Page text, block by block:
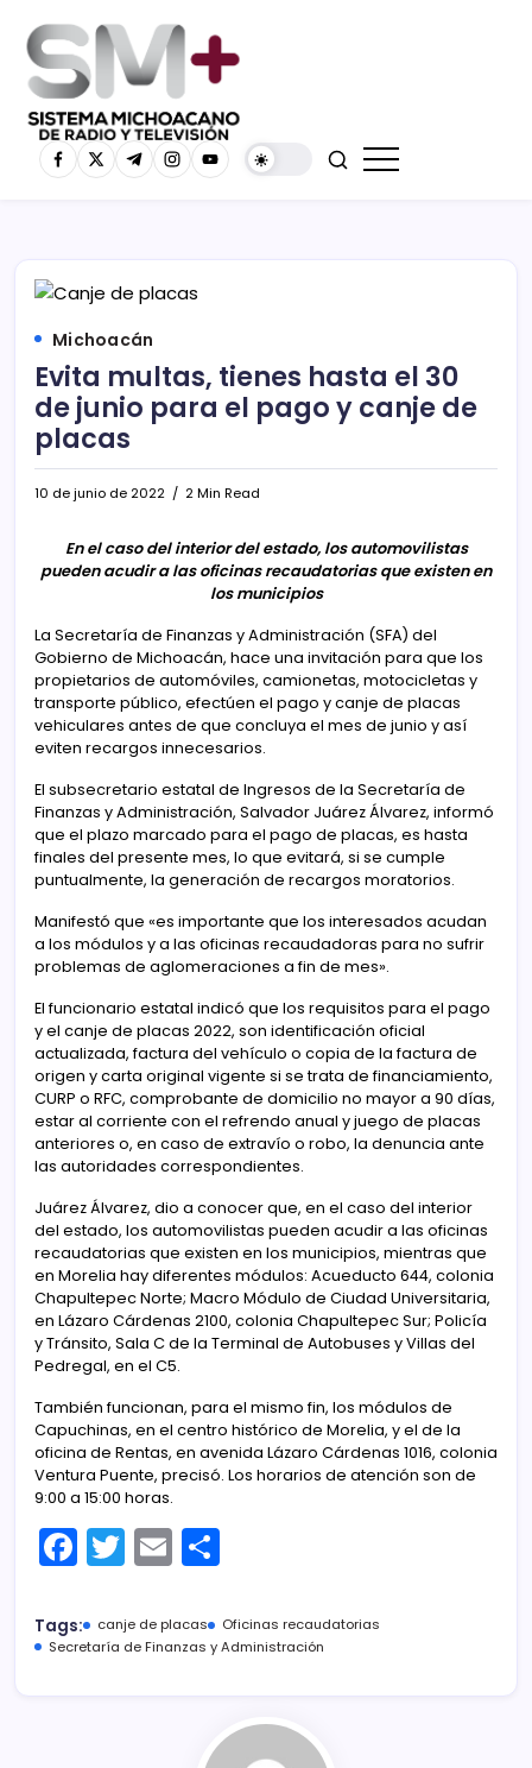
Michoacán
Evita multas, tienes hasta el 30
de junio para el pago y canje de
placas
10 de junio de 2022 2 Min Read
En el caso del interior del estado, los automovilistas
pueden acudir a las oficinas recaudatorias que existen en
los municipios
La Secretaría de Finanzas y Administración (SFA) del
Gobierno de Michoacán, hace una invitación para que los
propietarios de automóviles, camionetas, motocicletas y
transporte público, efectúen el pago y canje de placas
vehiculares antes de que concluya el mes de junio y así
eviten recargos innecesarios.
El subsecretario estatal de Ingresos de la Secretaría de
Finanzas y Administración, Salvador Juárez Álvarez, informó
que el plazo marcado para el pago de placas, es hasta
finales del presente mes, lo que evitará, si se cumple
puntualmente, la generación de recargos moratorios.
Manifestó que «es importante que los interesados acudan
a los módulos y a las oficinas recaudadoras para no sufrir
problemas de aglomeraciones a fin de mes».
El funcionario estatal indicó que los requisitos para el pago
y el canje de placas 2022, son identificación oficial
actualizada, factura del vehículo o copia de la factura de
origen y carta original vigente si se trata de financiamiento,
CURP o RFC, comprobante de domicilio no mayor a 90 días,
estar al corriente con el refrendo anual y juego de placas
anteriores o, en caso de extravío o robo, la denuncia ante
las autoridades correspondientes.
Juárez Álvarez, dio a conocer que, en el caso del interior
del estado, los automovilistas pueden acudir a las oficinas
recaudatorias que existen en los municipios, mientras que
en Morelia hay diferentes módulos: Acueducto 644, colonia
Chapultepec Norte; Macro Módulo de Ciudad Universitaria,
en Lázaro Cárdenas 2100, colonia Chapultepec Sur; Policía
y Tránsito, Sala C de la Terminal de Autobuses y Villas del
Pedregal, en el C5.
También funcionan, para el mismo fin, los módulos de
Capuchinas, en el centro histórico de Morelia, y el de la
oficina de Rentas, en avenida Lázaro Cárdenas 1016, colonia
Ventura Puente, precisó. Los horarios de atención son de
9:00 a 15:00 horas.
F
a
c
e
T
w
itt
er
E
m
ai
l
m
p
tir
Tags: canje de placas
Oficinas recaudatorias
Secretaría de Finanzas y Administración